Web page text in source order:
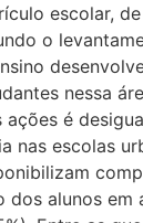
escolar,
o
nessa
ações é
nas escolas
dos alunos em